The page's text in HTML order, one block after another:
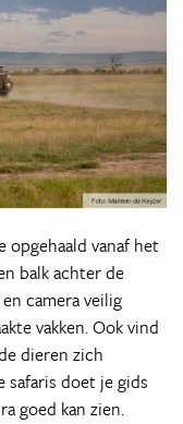
vanaf het
balk achter de
camera veilig
vakken. Ook vind
dieren zich
safaris doet je gids
goed kan zien.